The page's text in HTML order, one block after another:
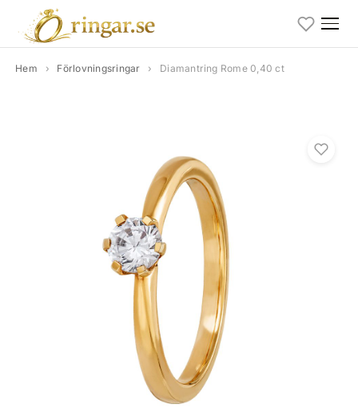
Hem › Förlovningsringar › Diamantring Rome 0,40 ct